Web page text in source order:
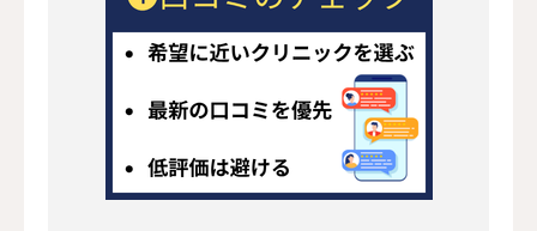
ポート